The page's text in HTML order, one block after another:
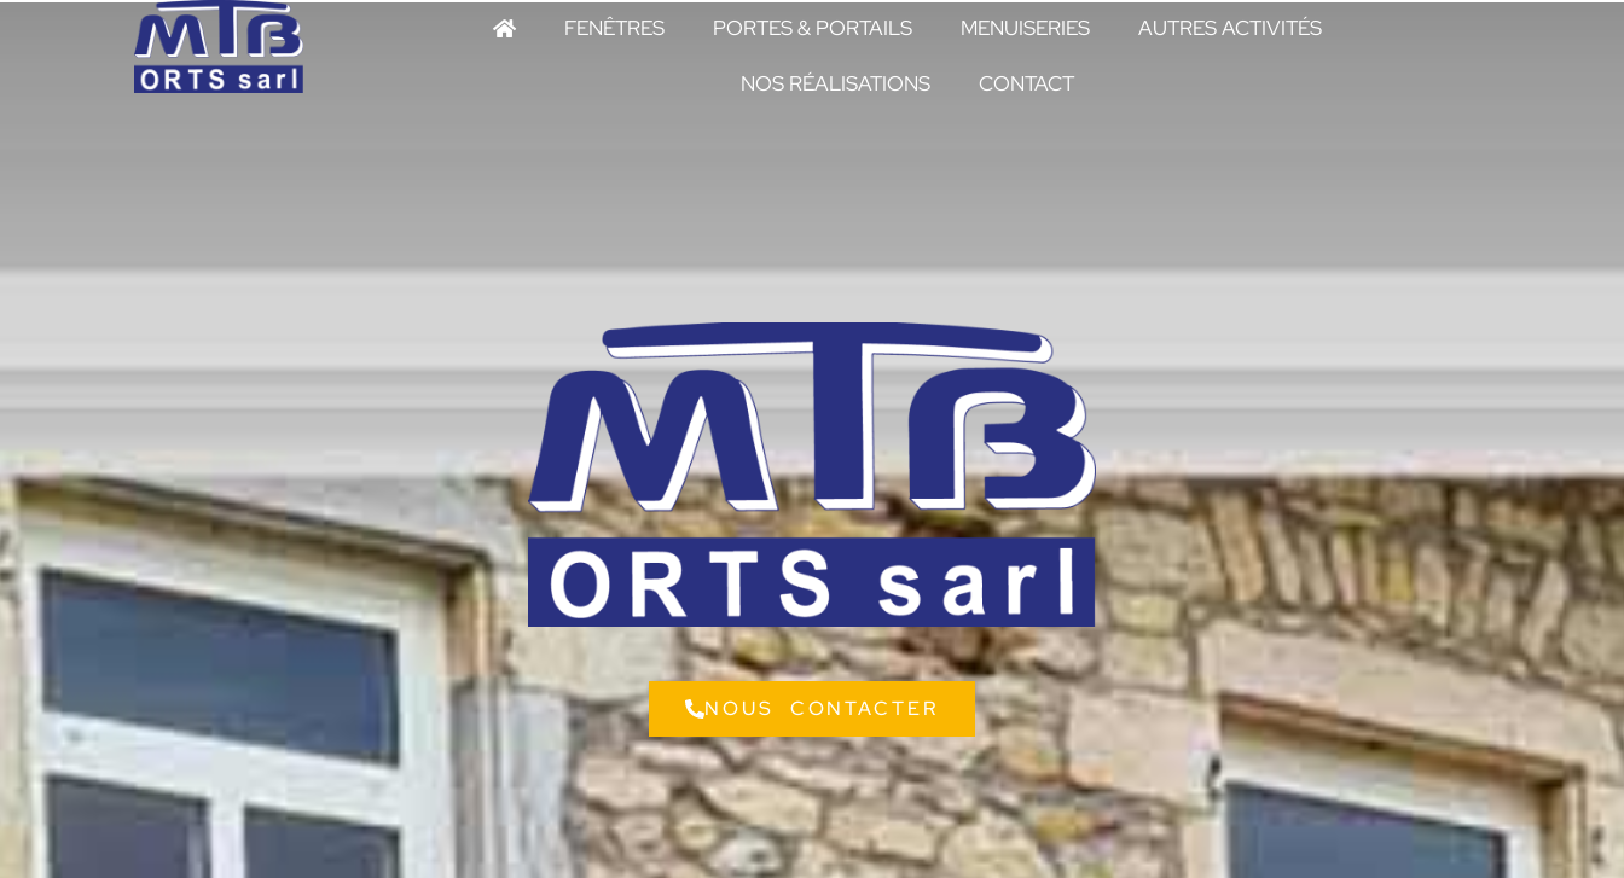
FENÊTRES PORTES & PORTAILS MENUISERIES AUTRES ACTIVITÉS
NOS RÉALISATIONS CONTACT
NOUS CONTACTER